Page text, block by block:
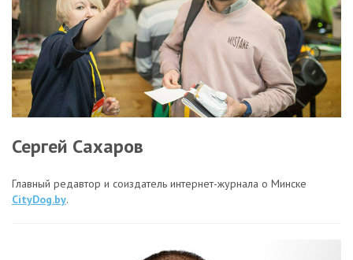
Сергей Сахаров
Главный редавтор и соиздатель интернет-журнала о Минске
CityDog.by.